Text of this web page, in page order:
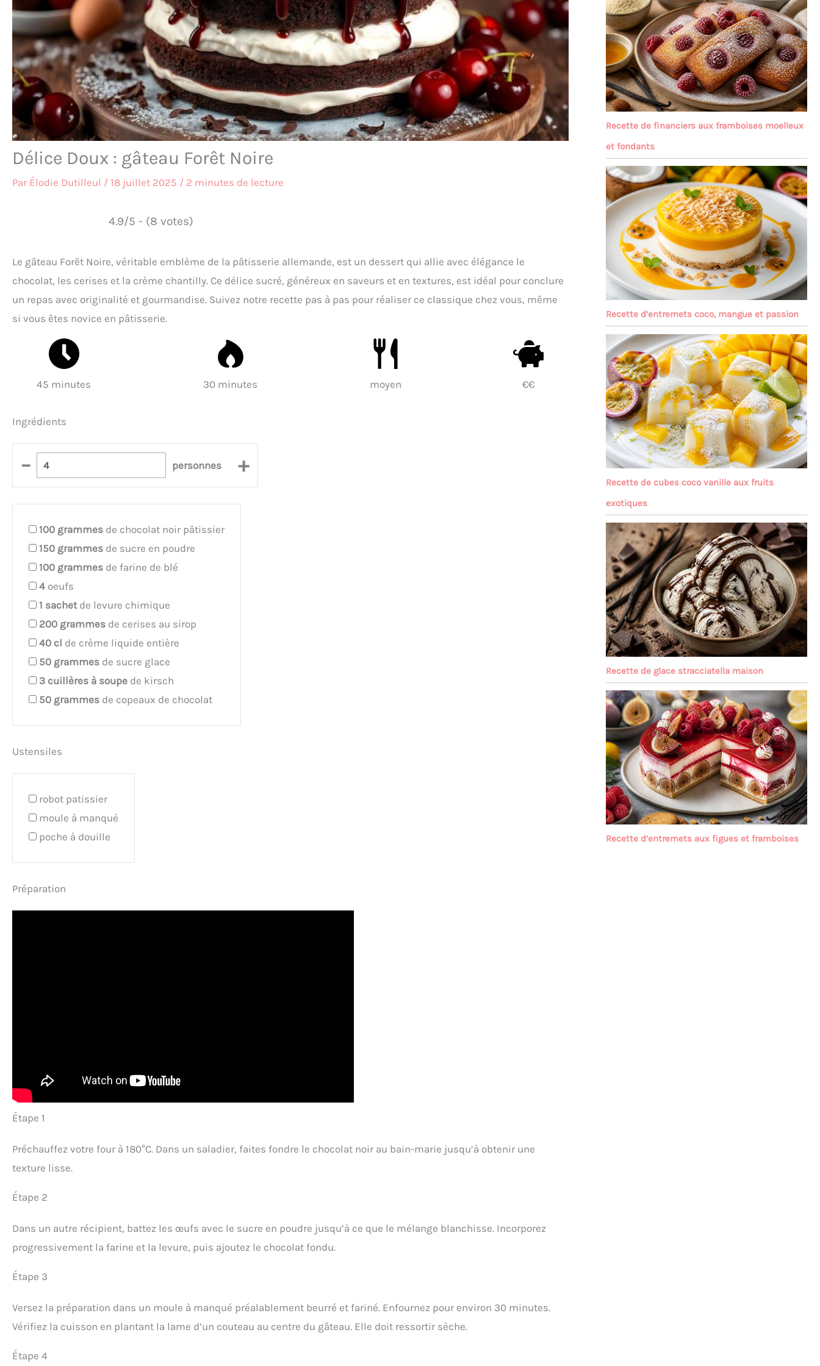
Délice Doux : gâteau Forêt Noire
Par Élodie Dutilleul / 18 juillet 2025 / 2 minutes de lecture
4.9/5 - (8 votes)
Le gâteau Forêt Noire, véritable emblème de la pâtisserie allemande, est un dessert qui allie avec élégance le
chocolat, les cerises et la crème chantilly. Ce délice sucré, généreux en saveurs et en textures, est idéal pour conclure
un repas avec originalité et gourmandise. Suivez notre recette pas à pas pour réaliser ce classique chez vous, même
si vous êtes novice en pâtisserie.
45 minutes 30 minutes moyen €€
Ingrédients
– personnes +
100 grammes de chocolat noir pâtissier
150 grammes de sucre en poudre
100 grammes de farine de blé
4 oeufs
1 sachetde levure chimique
200 grammes de cerises au sirop
40 cl de crème liquide entière
50 grammes de sucre glace
3 cuillères à soupe de kirsch
50 grammes de copeaux de chocolat
Ustensiles
robot patissier
moule à manqué
poche à douille
Préparation
Étape 1
Préchauffez votre four à 180°C. Dans un saladier, faites fondre le chocolat noir au bain-marie jusqu’à obtenir une
texture lisse.
Étape 2
Dans un autre récipient, battez les œufs avec le sucre en poudre jusqu’à ce que le mélange blanchisse. Incorporez
progressivement la farine et la levure, puis ajoutez le chocolat fondu.
Étape 3
Versez la préparation dans un moule à manqué préalablement beurré et fariné. Enfournez pour environ 30 minutes.
Vérifiez la cuisson en plantant la lame d’un couteau au centre du gâteau. Elle doit ressortir sèche.
Étape 4
Recette de financiers aux framboises moelleux
et fondants
Recette d’entremets coco, mangue et passion
Recette de cubes coco vanille aux fruits
exotiques
Recette de glace stracciatella maison
Recette d’entremets aux figues et framboises